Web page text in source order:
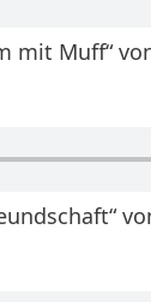
mit Muff“